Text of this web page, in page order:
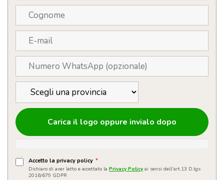
Carica il logo oppure invialo dopo
Accetto la privacy policy *
Dichiaro di aver letto e accettato la Privacy Policy ai sensi dell'art.13 D.lgs
2016/679 GDPR